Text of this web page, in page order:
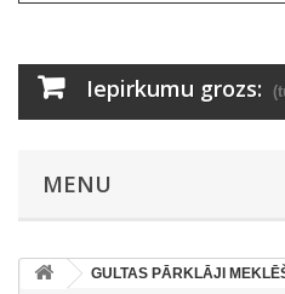
Iepirkumu grozs:
MENU
GULTAS PĀRKLĀJI